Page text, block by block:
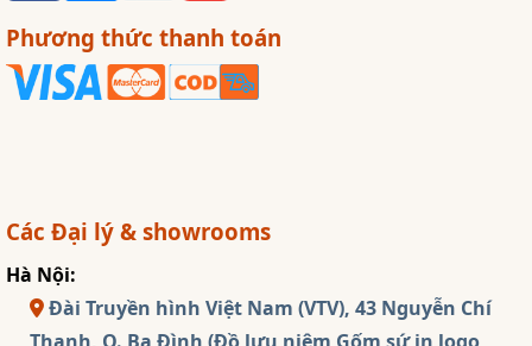
Phương thức thanh toán
Các Đại lý & showrooms
Hà Nội:
Đài Truyền hình Việt Nam (VTV), 43 Nguyễn Chí